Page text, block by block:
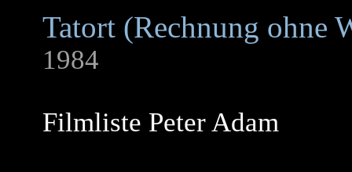
Tatort (Rechnung ohne
1984
Filmliste Peter Adam